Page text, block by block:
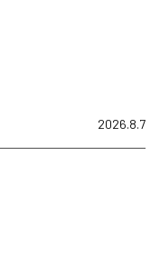
2026.8.7